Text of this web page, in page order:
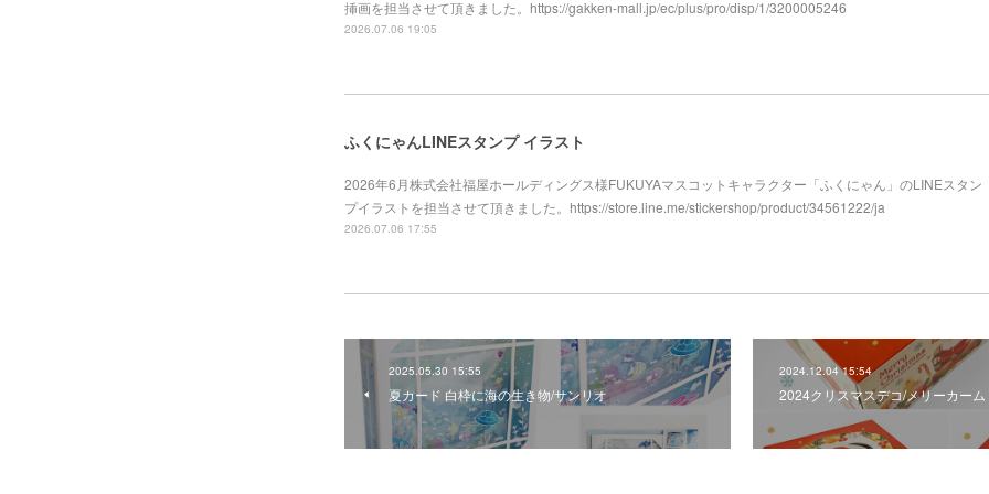
挿画を担当させて頂きました。https://gakken-mall.jp/ec/plus/pro/disp/1/3200005246
2026.07.06 19:05
ふくにゃんLINEスタンプ イラスト
2026年6月株式会社福屋ホールディングス様FUKUYAマスコットキャラクター「ふくにゃん」のLINEスタン
プイラストを担当させて頂きました。https://store.line.me/stickershop/product/34561222/ja
2026.07.06 17:55
2025.05.30 15:55
夏カード 白枠に海の生き物/サンリオ
2024.12.04 15:54
2024クリスマスデコ/メリーカー